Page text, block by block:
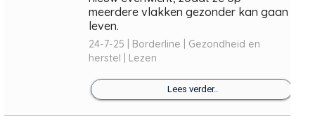
meerdere vlakken gezonder kan gaan
leven.
24-7-25 | Borderline | Gezondheid en
herstel | Lezen
Lees verder..